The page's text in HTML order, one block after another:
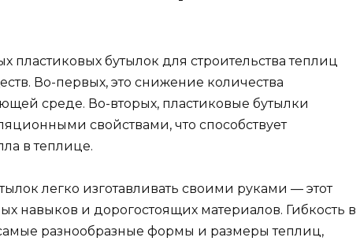
пластиковых бутылок для строительства теплиц
Во-первых, это снижение количества
среде. Во-вторых, пластиковые бутылки
свойствами, что способствует
в теплице.
легко изготавливать своими руками — этот
навыков и дорогостоящих материалов. Гибкость в
разнообразные формы и размеры теплиц,